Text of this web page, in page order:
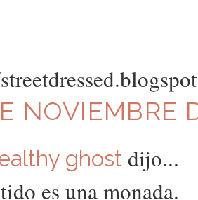
NOVIEMBRE
ghost dijo...
es una monada.